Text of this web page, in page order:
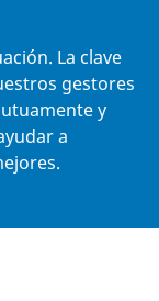
La clave
gestores
y
a